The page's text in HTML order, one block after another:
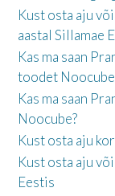
Kust osta aju
aastal Sillamae
Kas ma saan
toodet
Kas ma saan
Noocube?
Kust osta aju
Kust osta aju
Eestis